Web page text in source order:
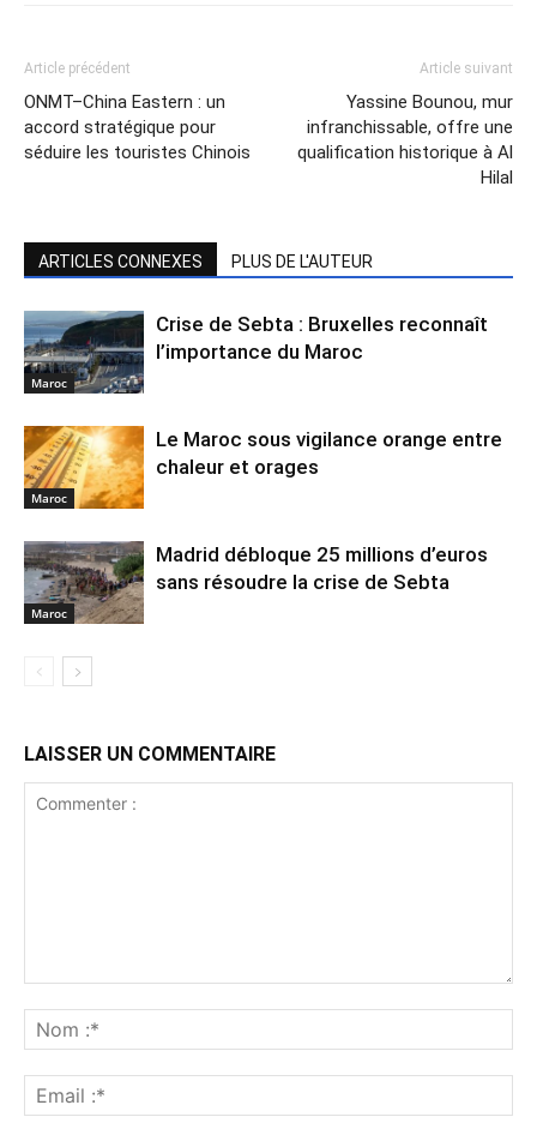
Article précédent
ONMT–China Eastern : un
accord stratégique pour
séduire les touristes Chinois
Article suivant
Yassine Bounou, mur
infranchissable, offre une
qualification historique à Al
Hilal
ARTICLES CONNEXES PLUS DE L'AUTEUR
Maroc
Crise de Sebta : Bruxelles reconnaît
l’importance du Maroc
Maroc
Le Maroc sous vigilance orange entre
chaleur et orages
Maroc
Madrid débloque 25 millions d’euros
sans résoudre la crise de Sebta
LAISSER UN COMMENTAIRE